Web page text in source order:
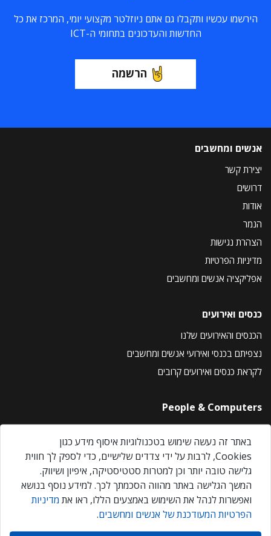
הירשמו עכשיו ותקבלו גם אתם ניוזלטר מקצועי יומי, המרכז את כל
החדשות והעדכונים בתחומי ה-ICT
הרשמה
אנשים ומחשבים
יצירת קשר
דרושים
אודות
הנמר
הצהרת נגישות
מדיניות הפרטיות
אפליקציה אנשים ומחשבים
כנסים ואירועים
הכנסים והאירועים שלנו
נצפיתם בכנסי ואירועי אנשים ומחשבים
לקראת כנסים ואירועים קרובים
People & Computers
About Us
Privacy Policy
Contact Us
Our Events
אנשים ומחשבים © 2026 – כל הזכויות שמורות
באתר זה נעשה שימוש בטכנולוגיות איסוף מידע כגון
Cookies, לרבות על ידי צדדים שלישיים, כדי לספק לך חווית
גלישה טובה יותר וכן למטרות סטטיסטיקה, איפיון ושיווק.
המשך הגלישה באתר מהווה הסכמתך לכך. למידע נוסף בנושא
ואפשרות לנהל את השימוש באמצעים הללו, ראו את מדיניות
הפרטיות המעודכנת של אנשים ומחשבים.